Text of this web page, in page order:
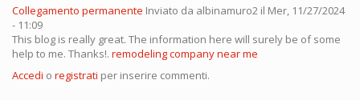
Collegamento permanente Inviato da albinamuro2 il Mer, 11/27/2024
- 11:09
This blog is really great. The information here will surely be of some
help to me. Thanks!. remodeling company near me
Accedi o registrati per inserire commenti.